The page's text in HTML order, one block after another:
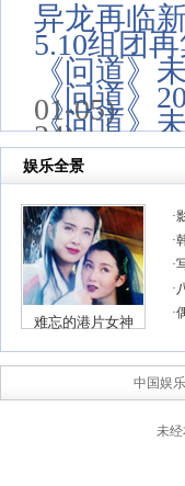
异龙再临
5.10组团
《问道》
01-05)
《问道》
24)
《问道》
中国娱
未